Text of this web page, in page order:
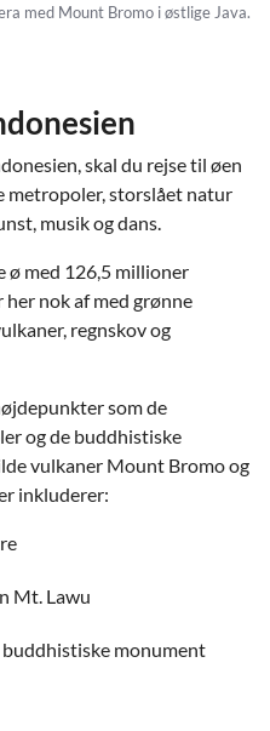
med Mount Bromo i østlige Java.
skal du rejse til øen
metropoler, storslået natur
musik og dans.
ø med 126,5 millioner
nok af med grønne
regnskov og
som de
og de buddhistiske
vulkaner Mount Bromo og
inkluderer:
Mt. Lawu
monument